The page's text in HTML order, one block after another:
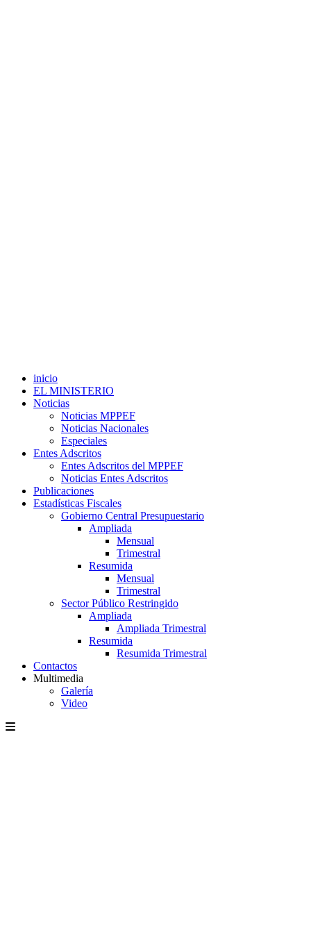
inicio
EL MINISTERIO
Noticias
Noticias MPPEF
Noticias Nacionales
Especiales
Entes Adscritos
Entes Adscritos del MPPEF
Noticias Entes Adscritos
Publicaciones
Estadísticas Fiscales
Gobierno Central Presupuestario
Ampliada
Mensual
Trimestral
Resumida
Mensual
Trimestral
Sector Público Restringido
Ampliada
Ampliada Trimestral
Resumida
Resumida Trimestral
Contactos
Multimedia
Galería
Video